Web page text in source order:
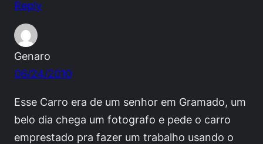
Reply
Genaro
06/24/2010
Esse Carro era de um senhor em Gramado, um
belo dia chega um fotografo e pede o carro
emprestado pra fazer um trabalho usando o